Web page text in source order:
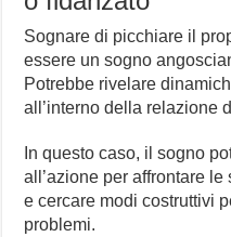
Sognare di picchiare il
essere un sogno
Potrebbe rivelare
all’interno della relazione
In questo caso, il sogno
all’azione per affrontare
e cercare modi costruttivi
problemi.